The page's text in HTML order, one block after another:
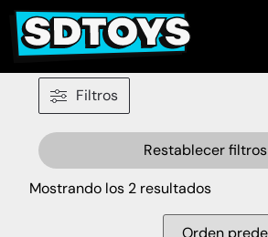
Filtros
Restablecer filtros
Mostrando los 2 resultados